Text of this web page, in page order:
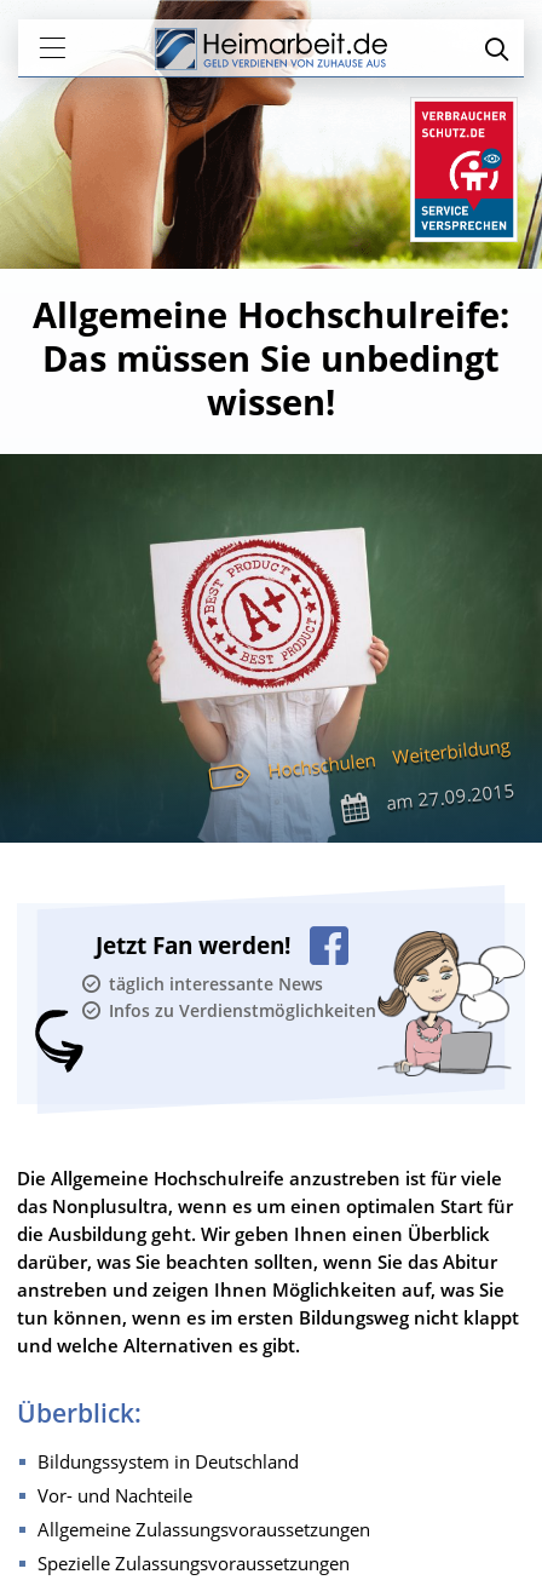
Allgemeine Hochschulreife:
Das müssen Sie unbedingt
wissen!
Hochschulen Weiterbildung
am27.09.2015
Jetzt Fan werden!
täglich interessante News
Infos zu Verdienstmöglichkeiten
Die Allgemeine Hochschulreife anzustreben ist für viele
das Nonplusultra, wenn es um einen optimalen Start für
die Ausbildung geht. Wir geben Ihnen einen Überblick
darüber, was Sie beachten sollten, wenn Sie das Abitur
anstreben und zeigen Ihnen Möglichkeiten auf, was Sie
tun können, wenn es im ersten Bildungsweg nicht klappt
und welche Alternativen es gibt.
Überblick:
Bildungssystem in Deutschland
Vor- und Nachteile
Allgemeine Zulassungsvoraussetzungen
Spezielle Zulassungsvoraussetzungen